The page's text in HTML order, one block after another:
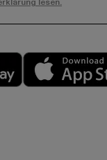
lesen.
Play market